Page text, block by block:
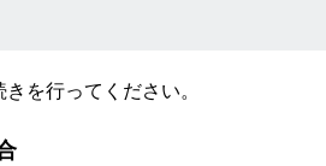
を行ってください。